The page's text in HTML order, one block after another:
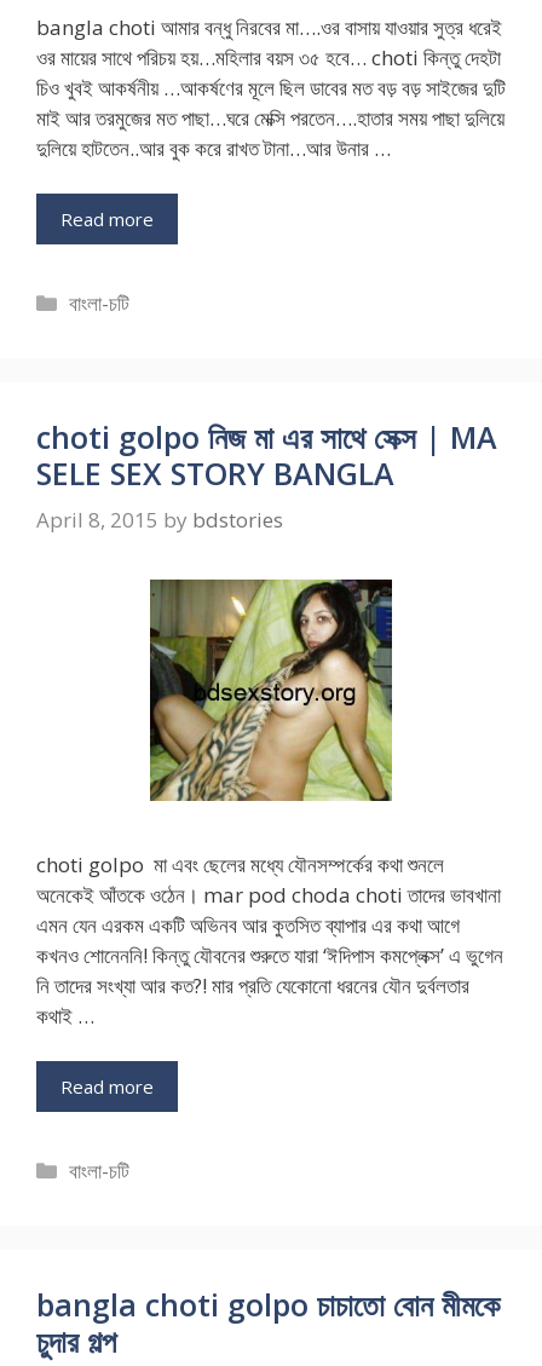
bangla choti আমার বন্ধু নিরবের মা….ওর বাসায় যাওয়ার সুত্র ধরেই
ওর মায়ের সাথে পরিচয় হয়…মহিলার বয়স ৩৫ হবে… choti কিন্তু দেহটা
চিও খুবই আকর্ষনীয় …আকর্ষণের মূলে ছিল ডাবের মত বড় বড় সাইজের দুটি
মাই আর তরমুজের মত পাছা…ঘরে মেক্সি পরতেন….হাতার সময় পাছা দুলিয়ে
দুলিয়ে হাটতেন..আর বুক করে রাখত টানা…আর উনার …
Read more
Categories
বাংলা-চটি
choti golpo নিজ মা এর সাথে সেক্স | MA
SELE SEX STORY BANGLA
April 8, 2015 by bdstories
choti golpo মা এবং ছেলের মধ্যে যৌনসম্পর্কের কথা শুনলে
অনেকেই আঁতকে ওঠেন। mar pod choda choti তাদের ভাবখানা
এমন যেন এরকম একটি অভিনব আর কুতসিত ব্যাপার এর কথা আগে
কখনও শোনেননি! কিন্তু যৌবনের শুরুতে যারা ‘ঈদিপাস কমপ্লেক্স’ এ ভুগেন
নি তাদের সংখ্যা আর কত?! মার প্রতি যেকোনো ধরনের যৌন দুর্বলতার
কথাই …
Read more
Categories
বাংলা-চটি
bangla choti golpo চাচাতো বোন মীমকে
চুদার গল্প